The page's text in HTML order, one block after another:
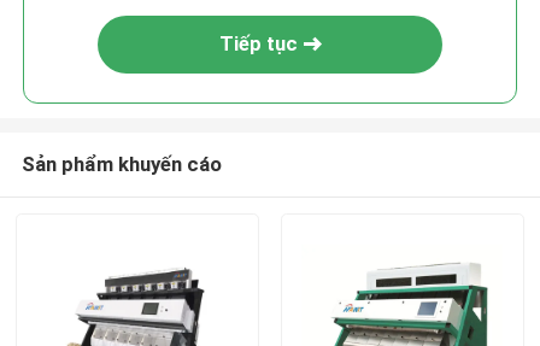
Tiếp tục
Sản phẩm khuyến cáo